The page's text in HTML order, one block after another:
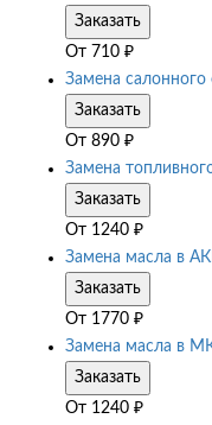
Заказать
От 710 ₽
Замена салонного
Заказать
От 890 ₽
Замена
Заказать
От 1240 ₽
Замена масла в
Заказать
От 1770 ₽
Замена масла в
Заказать
От 1240 ₽